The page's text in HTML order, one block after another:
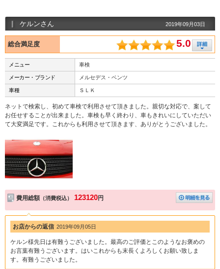
ケルンさん 2019年09月03日
総合満足度 5.0
メニュー 車検
メーカー・ブランド メルセデス・ベンツ
車種 ＳＬＫ
ネットで検索し、初めて車検で利用させて頂きました。親切な対応で、案して
お任せすることが出来ました。車検も早く終わり、車もきれいにしていただい
て大変満足です。これからも利用させて頂きます、ありがとうございました。
費用総額 （消費税込） 123120円
お店からの返信 2019年09月05日
ケルン様先日は有難うございました。最高のご評価とこのようなお褒めの
お言葉有難うございます。はいこれからも末長くよろしくお願い致しま
す。有難うございました。